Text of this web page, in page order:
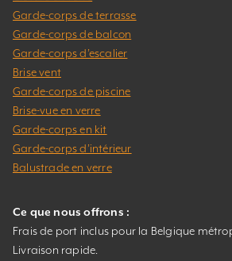
Garde-corps de terrasse
Garde-corps de balcon
Garde-corps d’escalier
Brise vent
Garde-corps de piscine
Brise-vue en verre
Garde-corps en kit
Garde-corps d’intérieur
Balustrade en verre
Ce que nous offrons :
Frais de port inclus pour la Belgique
Livraison rapide.